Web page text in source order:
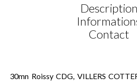
Description
Contact
30mn Roissy CDG, VILLERS